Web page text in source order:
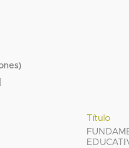
Título